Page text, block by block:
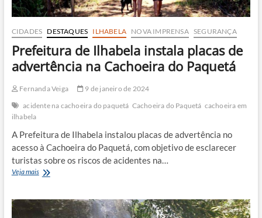
CIDADES DESTAQUES ILHABELA NOVA IMPRENSA SEGURANÇA
Prefeitura de Ilhabela instala placas de
advertência na Cachoeira do Paquetá
Fernanda Veiga
9 de janeiro de 2024
acidente na cachoeira do paquetá Cachoeira do Paquetá cachoeira em
ilhabela
A Prefeitura de Ilhabela instalou placas de advertência no
acesso à Cachoeira do Paquetá, com objetivo de esclarecer
turistas sobre os riscos de acidentes na…
Veja maisPrefeitura
instala
placas